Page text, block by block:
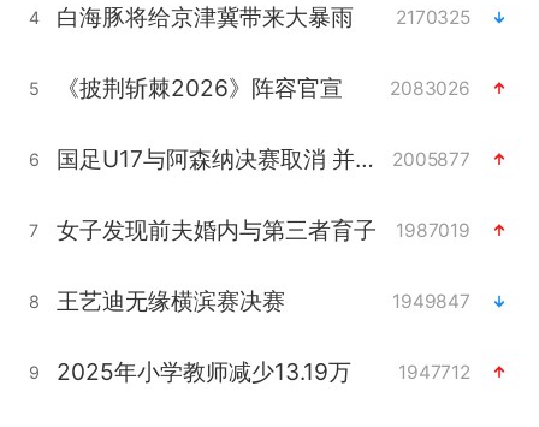
4 白海豚将给京津冀带来大暴雨 2170325
5 《披荆斩棘2026》阵容官宣 2083026
6 国足U17与阿森纳决赛取消 并列冠军 2005877
7 女子发现前夫婚内与第三者育子 1987019
8 王艺迪无缘横滨赛决赛 1949847
9 2025年小学教师减少13.19万 1947712